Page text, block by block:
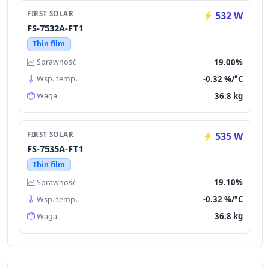
FIRST SOLAR 532 W
FS-7532A-FT1
Thin film
Sprawność
19.00%
Wsp. temp. -0.32 %/°C
Waga 36.8 kg
FIRST SOLAR 535 W
FS-7535A-FT1
Thin film
Sprawność
19.10%
Wsp. temp. -0.32 %/°C
Waga 36.8 kg